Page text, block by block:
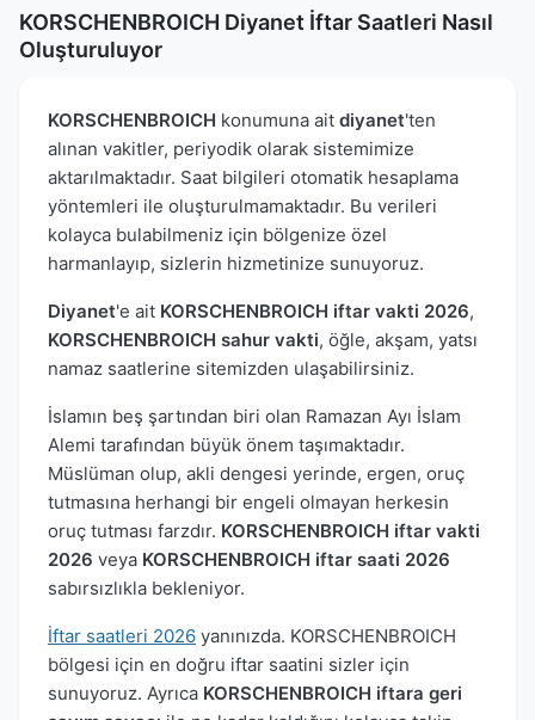
KORSCHENBROICH Diyanet İftar Saatleri Nasıl
Oluşturuluyor
KORSCHENBROICH konumuna ait diyanet'ten
alınan vakitler, periyodik olarak sistemimize
aktarılmaktadır. Saat bilgileri otomatik hesaplama
yöntemleri ile oluşturulmamaktadır. Bu verileri
kolayca bulabilmeniz için bölgenize özel
harmanlayıp, sizlerin hizmetinize sunuyoruz.
Diyanet'e ait KORSCHENBROICH iftar vakti 2026,
KORSCHENBROICH sahur vakti, öğle, akşam, yatsı
namaz saatlerine sitemizden ulaşabilirsiniz.
İslamın beş şartından biri olan Ramazan Ayı İslam
Alemi tarafından büyük önem taşımaktadır.
Müslüman olup, akli dengesi yerinde, ergen, oruç
tutmasına herhangi bir engeli olmayan herkesin
oruç tutması farzdır. KORSCHENBROICH iftar vakti
2026 veya KORSCHENBROICH iftar saati 2026
sabırsızlıkla bekleniyor.
İftar saatleri 2026 yanınızda. KORSCHENBROICH
bölgesi için en doğru iftar saatini sizler için
sunuyoruz. Ayrıca KORSCHENBROICH iftara geri